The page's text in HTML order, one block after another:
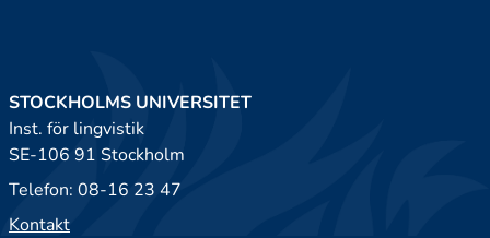
STOCKHOLMS UNIVERSITET
Inst. för lingvistik
SE-106 91 Stockholm
Telefon: 08-16 23 47
Kontakt